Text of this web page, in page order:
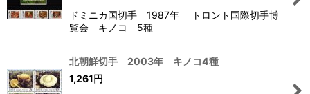
ドミニカ国切手 1987年 トロント国際切手博
覧会 キノコ 5種
北朝鮮切手 2003年 キノコ4種
1,261円